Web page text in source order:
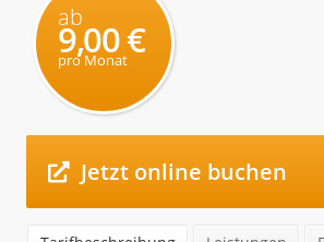
ab
9,00 €
pro Monat
Jetzt online buchen